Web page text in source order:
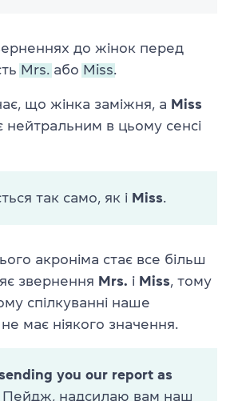
до жінок перед
Mrs. або Miss.
що жінка заміжня, а Miss
нейтральним в цьому сенсі
так само, як і Miss.
акроніма стає все більш
звернення Mrs. і Miss, тому
спілкуванні наше
має ніякого значення.
you our report as
надсилаю вам наш